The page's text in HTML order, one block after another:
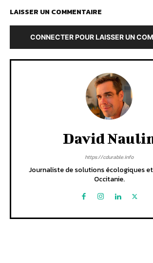
LAISSER UN COMMENTAIRE
CONNECTER POUR LAISSER UN
David
https://cdurable.info
Journaliste de solutions écologiques
Occitanie.